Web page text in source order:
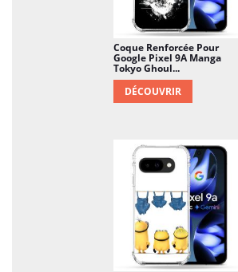
Coque Renforcée Pour
Google Pixel 9A Manga
Tokyo Ghoul...
DÉCOUVRIR